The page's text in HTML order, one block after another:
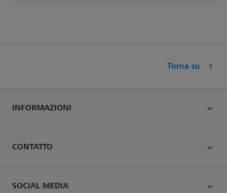
Torna su
INFORMAZIONI
CONTATTO
SOCIAL MEDIA